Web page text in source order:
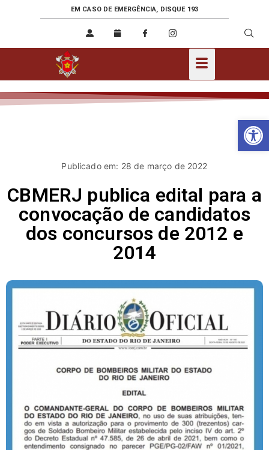
EM CASO DE EMERGÊNCIA, DISQUE 193
Publicado em: 28 de março de 2022
CBMERJ publica edital para a
convocação de candidatos
dos concursos de 2012 e
2014